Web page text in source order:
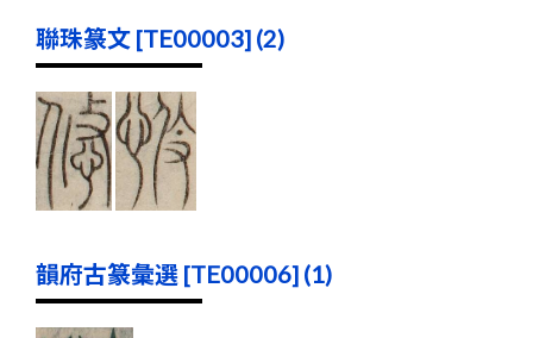
聯珠篆文 [TE00003] (2)
韻府古篆彙選 [TE00006] (1)